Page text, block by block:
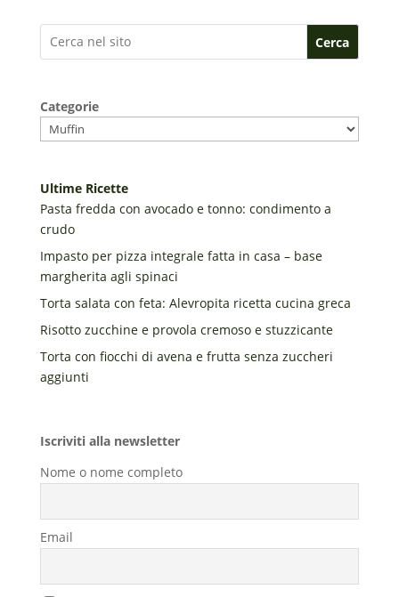
Cerca
Categorie
Ultime Ricette
Pasta fredda con avocado e tonno: condimento a
crudo
Impasto per pizza integrale fatta in casa – base
margherita agli spinaci
Torta salata con feta: Alevropita ricetta cucina greca
Risotto zucchine e provola cremoso e stuzzicante
Torta con fiocchi di avena e frutta senza zuccheri
aggiunti
Iscriviti alla newsletter
Nome o nome completo
Email